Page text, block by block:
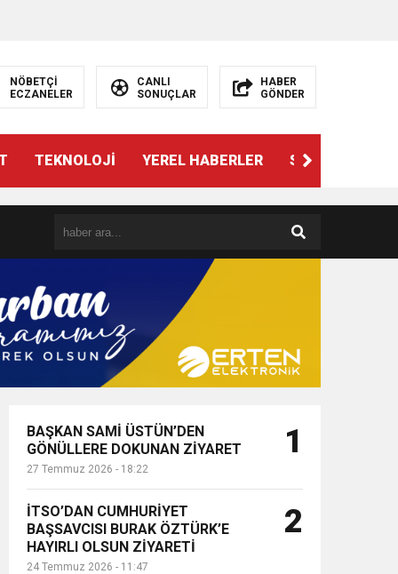
NÖBETÇİ
ECZANELER
CANLI
SONUÇLAR
HABER
GÖNDER
TEKNOLOJİ YEREL HABERLER SPOR
BAŞKAN SAMİ ÜSTÜN’DEN
GÖNÜLLERE DOKUNAN ZİYARET
27 Temmuz 2026 - 18:22
1
İTSO’DAN CUMHURİYET
BAŞSAVCISI BURAK ÖZTÜRK’E
HAYIRLI OLSUN ZİYARETİ
24 Temmuz 2026 - 11:47
2